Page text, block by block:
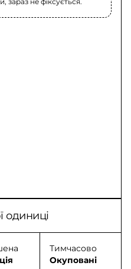
одиниці
Тимчасово
Окуповані